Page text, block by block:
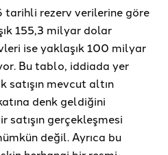
tarihli rezerv verilerine göre
155,3 milyar dolar
ise yaklaşık 100 milyar
Bu tablo, iddiada yer
mevcut altın
denk geldiğini
satışın gerçekleşmesi
değil. Ayrıca bu